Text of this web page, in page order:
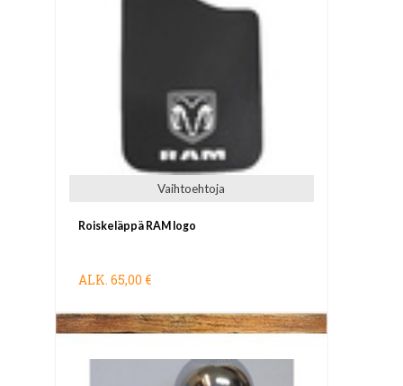
Vaihtoehtoja
Roiskeläppä RAM logo
ALK. 65,00 €